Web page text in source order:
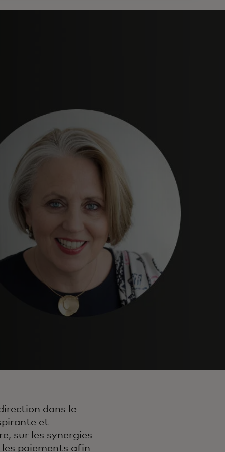
dans le
et
sur les synergies
les paiements afin